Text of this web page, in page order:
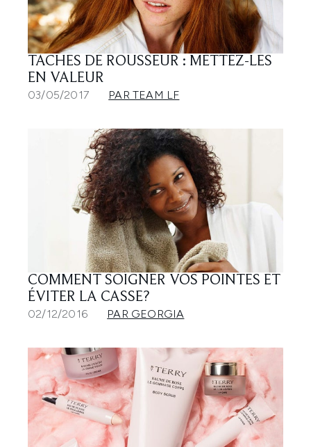
TACHES DE ROUSSEUR : METTEZ-LES
EN VALEUR
03/05/2017 PAR TEAM LF
COMMENT SOIGNER VOS POINTES ET
ÉVITER LA CASSE?
02/12/2016 PAR GEORGIA